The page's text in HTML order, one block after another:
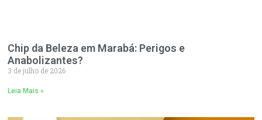
Chip da Beleza em Marabá: Perigos e
Anabolizantes?
3 de julho de 2026
Leia Mais »